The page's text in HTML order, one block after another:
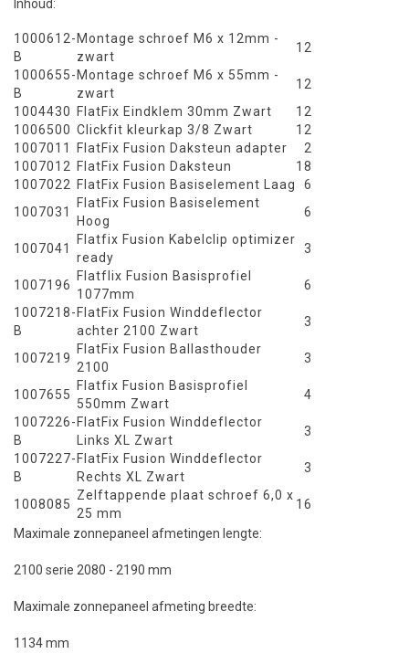
Inhoud:
1000612-
B
Montage schroef M6 x 12mm -
zwart
12
1000655-
B
Montage schroef M6 x 55mm -
zwart
12
1004430
FlatFix Eindklem 30mm Zwart
12
1006500 Clickfit kleurkap 3/8 Zwart
12
1007011
FlatFix Fusion Daksteun adapter
2
1007012
FlatFix Fusion Daksteun
18
1007022
FlatFix Fusion Basiselement Laag
6
1007031
FlatFix Fusion Basiselement
Hoog
6
1007041
Flatfix Fusion Kabelclip optimizer
ready
3
1007196
Flatflix Fusion Basisprofiel
1077mm
6
1007218-
B
FlatFix Fusion Winddeflector
achter 2100 Zwart
3
1007219
FlatFix Fusion Ballasthouder
2100
3
1007655
Flatfix Fusion Basisprofiel
550mm Zwart
4
1007226-
B
FlatFix Fusion Winddeflector
Links XL Zwart
3
1007227-
B
FlatFix Fusion Winddeflector
Rechts XL Zwart
3
1008085
Zelftappende plaat schroef 6,0 x
25 mm
16
Maximale zonnepaneel afmetingen lengte:
2100 serie 2080 - 2190 mm
Maximale zonnepaneel afmeting breedte:
1134 mm